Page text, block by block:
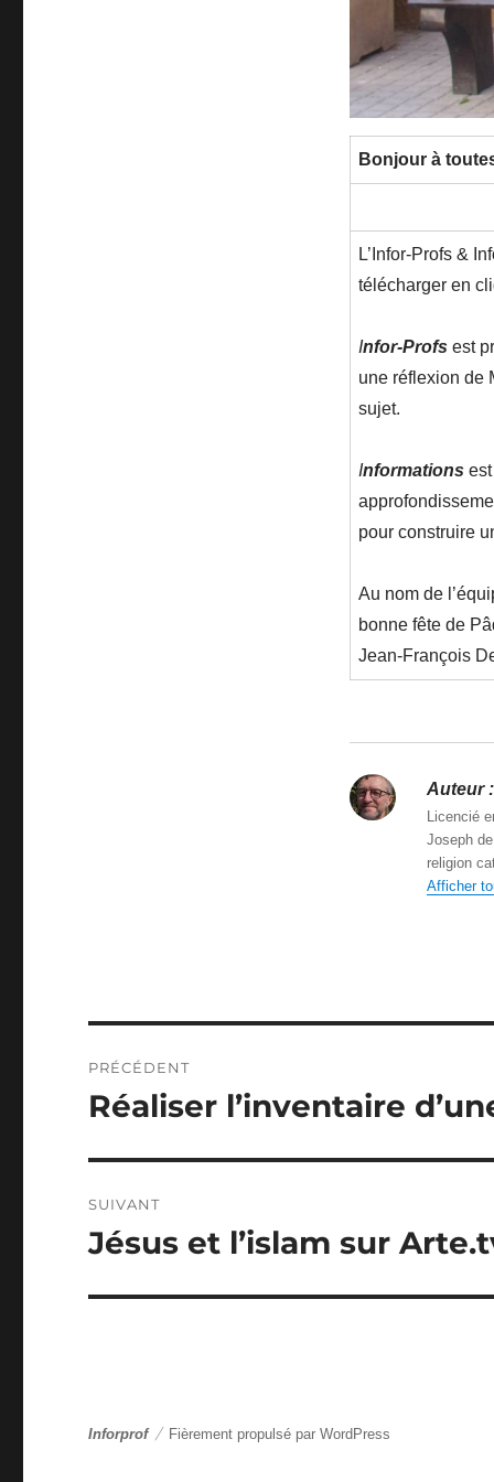
Bonjour à
L’Infor-Profs &
télécharger en
Infor-Profs est
une réflexion de
sujet.
Informations
pour construire
Au nom de
bonne fête de
Jean-François
Auteur :
Licencié
Joseph
religion
Afficher
de
PRÉCÉDENT
Article
Réaliser l’inventaire
SUIVANT
Article
Jésus et l’islam sur
Inforprof Fièrement propulsé par WordPress